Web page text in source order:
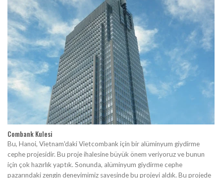
Combank Kulesi
Bu, Hanoi, Vietnam'daki Vietcombank için bir alüminyum giydirme
cephe projesidir. Bu proje ihalesine büyük önem veriyoruz ve bunun
için çok hazırlık yaptık. Sonunda, alüminyum giydirme cephe
pazarındaki zengin deneyimimiz sayesinde bu projeyi aldık. Bu projede